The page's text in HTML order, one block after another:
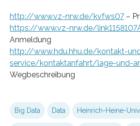
http://www.vz-nrw.de/kvfws07 –
https://www.vz-nrw.de/
Anmeldung
http://www.hdu.hhu.de/kontakt-
service/kontaktanfahrt/lage-und-
Wegbeschreibung
Big Data Data Heinrich-Heine-